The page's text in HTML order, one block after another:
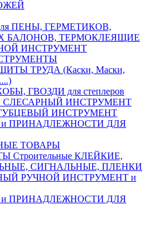
ПЕНЫ, ГЕРМЕТИКОВ,
БАЛОНОВ, ТЕРМОКЛЕЯЩИЕ
ИНСТРУМЕНТ
ТРУДА (Каски, Маски,
ГВОЗДИ для степлеров
СЛЕСАРНЫЙ ИНСТРУМЕНТ
ИНСТРУМЕНТ
ПРИНАДЛЕЖНОСТИ ДЛЯ
ТОВАРЫ
Строительные КЛЕЙКИЕ,
СИГНАЛЬНЫЕ, ПЛЕНКИ
РУЧНОЙ ИНСТРУМЕНТ и
ПРИНАДЛЕЖНОСТИ ДЛЯ